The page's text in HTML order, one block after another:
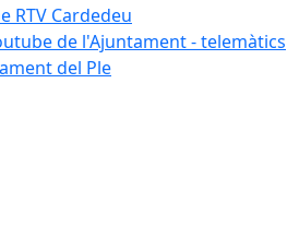
RTV Cardedeu
de l'Ajuntament - telemàtics
del Ple